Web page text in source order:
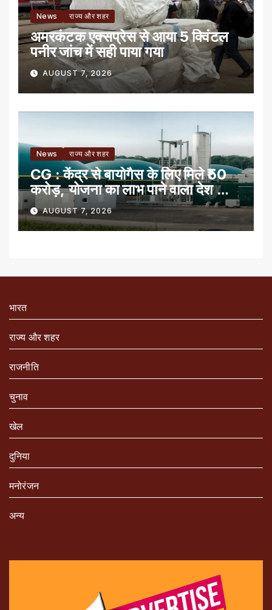
News राज्य और शहर
अमरकंटक एक्सप्रेस से आया 5 क्विंटल
पनीर जांच में सही पाया गया
AUGUST 7, 2026
News राज्य और शहर
CG : केंद्र से बायोगैस के लिए मिले ₹50
करोड़, योजना का लाभ पाने वाला देश का
पहला राज्य
AUGUST 7, 2026
भारत
राज्य और शहर
राजनीति
चुनाव
खेल
दुनिया
मनोरंजन
अन्य